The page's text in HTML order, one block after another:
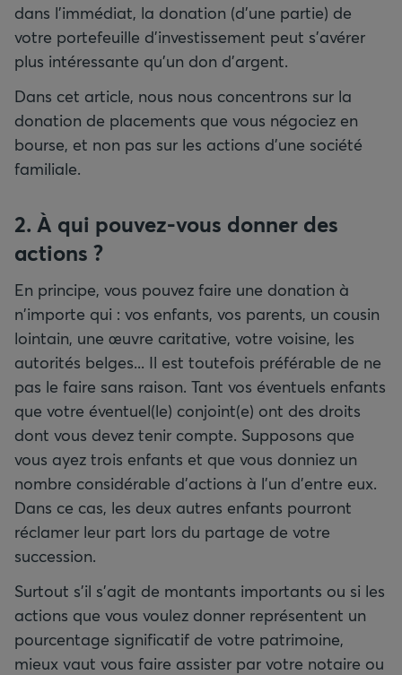
dans l’immédiat, la donation (d’une partie) de
votre portefeuille d’investissement peut s’avérer
plus intéressante qu’un don d’argent.
Dans cet article, nous nous concentrons sur la
donation de placements que vous négociez en
bourse, et non pas sur les actions d’une société
familiale.
2. À qui pouvez-vous donner des
actions ?
En principe, vous pouvez faire une donation à
n'importe qui : vos enfants, vos parents, un cousin
lointain, une œuvre caritative, votre voisine, les
autorités belges... Il est toutefois préférable de ne
pas le faire sans raison. Tant vos éventuels enfants
que votre éventuel(le) conjoint(e) ont des droits
dont vous devez tenir compte. Supposons que
vous ayez trois enfants et que vous donniez un
nombre considérable d’actions à l’un d’entre eux.
Dans ce cas, les deux autres enfants pourront
réclamer leur part lors du partage de votre
succession.
Surtout s’il s’agit de montants importants ou si les
actions que vous voulez donner représentent un
pourcentage significatif de votre patrimoine,
mieux vaut vous faire assister par votre notaire ou